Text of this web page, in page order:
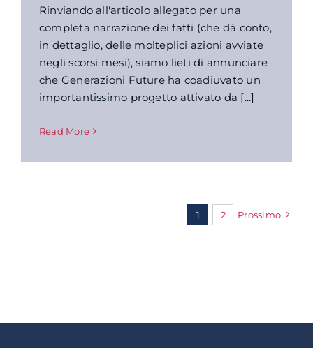
Rinviando all'articolo allegato per una
completa narrazione dei fatti (che dá conto,
in dettaglio, delle molteplici azioni avviate
negli scorsi mesi), siamo lieti di annunciare
che Generazioni Future ha coadiuvato un
importantissimo progetto attivato da [...]
Read More
1 2 Prossimo